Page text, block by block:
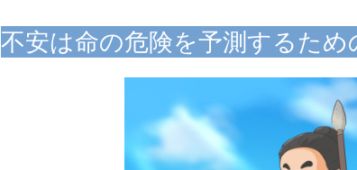
不安は命の危険を予測するため